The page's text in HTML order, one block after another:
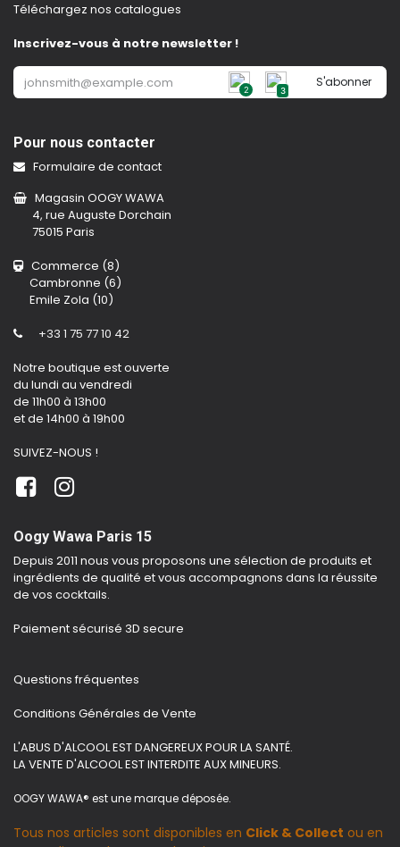
Téléchargez nos catalogues
Inscrivez-vous à notre newsletter !
2 3
S'abonner
Pour nous contacter
Formulaire de contact
Magasin OOGY WAWA
4, rue Auguste Dorchain
75015 Paris
Commerce (8)
Cambronne (6)
Emile Zola (10)
+33 1 75 77 10 42
Notre boutique est ouverte
du lundi au vendredi
de 11h00 à 13h00
et de 14h00 à 19h00
SUIVEZ-NOUS !
Oogy Wawa Paris 15
Depuis 2011 nous vous proposons une sélection de produits et
ingrédients de qualité et vous accompagnons dans la réussite
de vos cocktails.
Paiement sécurisé 3D secure
Questions fréquentes
Conditions Générales de Vente
L'ABUS D'ALCOOL EST DANGEREUX POUR LA SANTÉ.
LA VENTE D'ALCOOL EST INTERDITE AUX MINEURS.
OOGY WAWA® est une marque déposée.
Tous nos articles sont disponibles en Click & Collect ou en